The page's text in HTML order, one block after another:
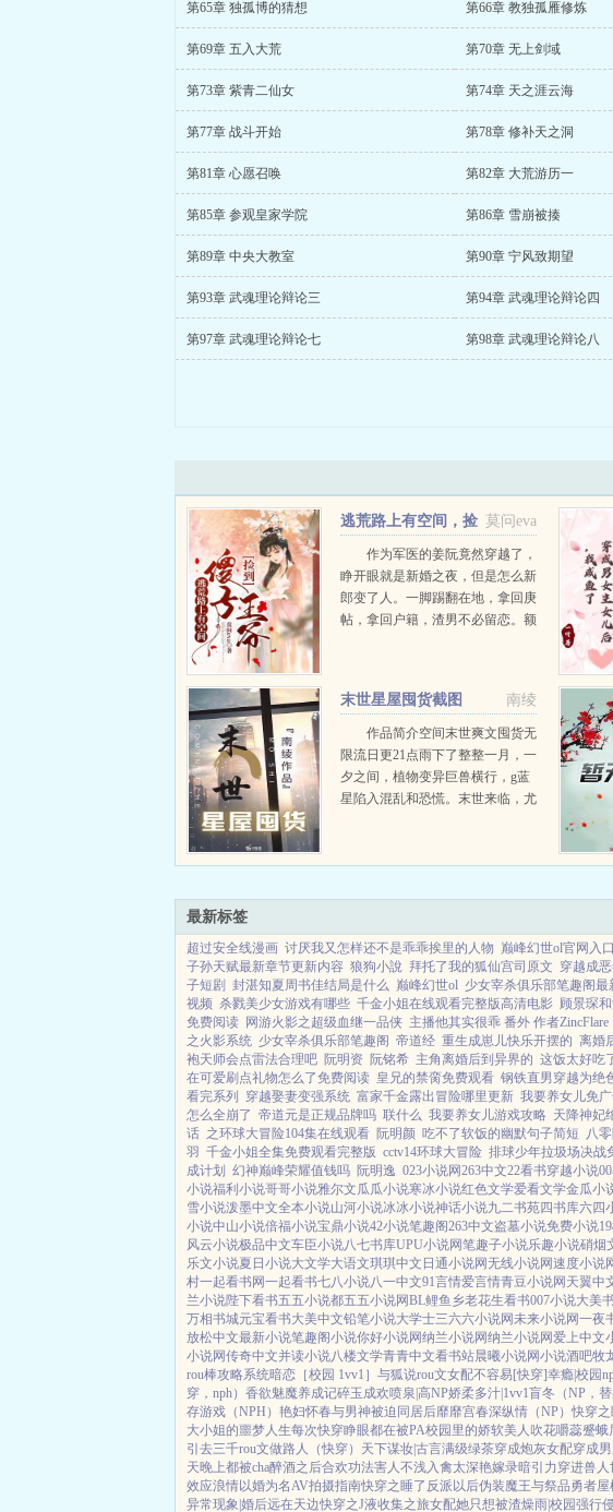
第65章 独孤博的猜想 第66章 教独孤雁修炼
第69章 五入大荒 第70章 无上剑域
第73章 紫青二仙女 第74章 天之涯云海
第77章 战斗开始 第78章 修补天之洞
第81章 心愿召唤 第82章 大荒游历一
第85章 参观皇家学院 第86章 雪崩被揍
第89章 中央大教室 第90章 宁风致期望
第93章 武魂理论辩论三 第94章 武魂理论辩论四
第97章 武魂理论辩论七 第98章 武魂理论辩论八
莫问eva
逃荒路上有空间，捡
到傻子王爷
作为军医的姜阮竟然穿越了，
睁开眼就是新婚之夜，但是怎么新
郎变了人。一脚踢翻在地，拿回庚
帖，拿回户籍，渣男不必留恋。额
南绫
末世星屋囤货截图
作品简介空间末世爽文囤货无
限流日更21点雨下了整整一月，一
夕之间，植物变异巨兽横行，g蓝
星陷入混乱和恐慌。末世来临，尤
最新标签
超过安全线漫画 讨厌我又怎样还不是乖乖挨里的人物 巅峰幻世ol官网入口
子孙天赋最新章节更新内容 狼狗小說 拜托了我的狐仙宫司原文 穿越成
子短剧 封湛知夏周书佳结局是什么 巅峰幻世ol 少女宰杀俱乐部笔趣阁最
视频 杀戮美少女游戏有哪些 千金小姐在线观看完整版高清电影 顾景琛
免费阅读 网游火影之超级血继一品侠 主播他其实很乖 番外 作者ZincFlare
之火影系统 少女宰杀俱乐部笔趣阁 帝道经 重生成崽儿快乐开摆的 离婚
袍天师会点雷法合理吧 阮明资 阮铭希 主角离婚后到异界的 这饭太好吃
在可爱刷点礼物怎么了免费阅读 皇兄的禁脔免费观看 钢铁直男穿越为绝
看完系列
穿越娶妻变强系统 富家千金露出冒险哪里更新 我要养女儿免
怎么全崩了 帝道元是正规品牌吗 联什么 我要养女儿游戏攻略 天降神妃
话 之环球大冒险104集在线观看 阮明颜 吃不了软饭的幽默句子简短 八
羽 千金小姐全集免费观看完整版 cctv14环球大冒险 排球少年拉圾场决战
成计划
幻神巅峰荣耀值钱吗 阮明逸 023小说网263中文22看书穿越小说
小说福利小说哥哥小说雅尔文瓜瓜小说寒冰小说红色文学爱看文学金瓜小
雪小说泼墨中文全本小说山河小说冰冰小说神话小说九二书苑四书库六四
小说中山小说倍福小说宝鼎小说42小说笔趣阁263中文盗墓小说免费小说
风云小说极品中文车臣小说八七书库UPU小说网笔趣子小说乐趣小说硝烟
乐文小说夏日小说大文学大语文琪琪中文 日通小说网无线小说网速度小说
村一起看书网一起看书七八小说八一中文91言情爱言情青豆小说网 天翼中
兰小说陛下看书五五小说都五五小说网BL鲤鱼乡老花生看书007小说大美
万相书城元宝看书大美中文铅笔小说大学士三六六小说网未来小说网一夜
放松中文最新小说笔趣阁小说你好小说网纳兰小说网纳兰小说网爱上中文
小说网传奇中文并读小说八楼文学青青中文看书站晨曦小说网小说酒吧牧
rou棒攻略系统暗恋［校园 1vv1］ 与狐说rou文女配不容易[快穿]幸瘾|校园
穿，nph） 香欲魅魔养成记碎玉成欢喷泉|高NP娇柔多汁|1vv1盲冬（NP，
存游戏（NPH） 艳妇怀春与男神被迫同居后靡靡宫春深纵情（NP）快穿
大小姐的噩梦人生每次快穿睁眼都在被PA校园里的娇软美人 吹花嚼蕊蹙蛾
引 去三千rou文做路人（快穿） 天下谋妆|古言满级绿茶穿成炮灰女配穿成
天晚上都被cha醉酒之后合欢功法害人不浅入禽太深艳嫁录暗引力穿进兽
效应浪情以婚为名AV拍摄指南快穿之睡了反派以后伪装魔王与祭品勇者屋
异常现象|婚后远在天边快穿之J液收集之旅女配她只想被渣燥雨|校园强行